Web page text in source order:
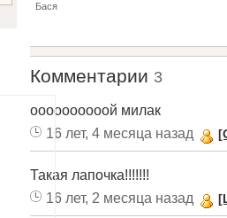
Бася
Комментарии 3
оооооооооой милак
16 лет, 4 месяца назад
Такая лапочка!!!!!!!
16 лет, 2 месяца назад